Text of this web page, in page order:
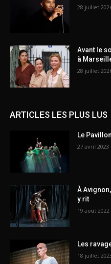
28 juillet
Avant le
à
28 juillet
ARTICLES LES PLUS LUS
Le
27 avril 2023
À
y rit
19 août 2022
Les
18 juillet